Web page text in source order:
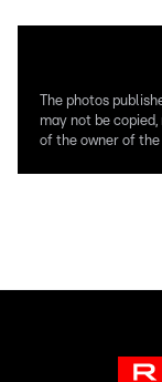
The photos
may not be
of the owner of the